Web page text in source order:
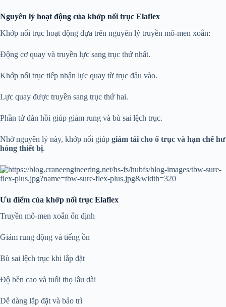
Nguyên lý hoạt động của khớp nối trục Elaflex
Khớp nối trục hoạt động dựa trên nguyên lý truyền mô-men xoắn:
Động cơ quay và truyền lực sang trục thứ nhất.
Khớp nối trục tiếp nhận lực quay từ trục đầu vào.
Lực quay được truyền sang trục thứ hai.
Phần tử đàn hồi giúp giảm rung và bù sai lệch trục.
Nhờ nguyên lý này, khớp nối giúp giảm tải cho ổ trục và hạn chế hư
hỏng thiết bị.
Ưu điểm của khớp nối trục Elaflex
Truyền mô-men xoắn ổn định
Giảm rung động và tiếng ồn
Bù sai lệch trục khi lắp đặt
Độ bền cao và tuổi thọ lâu dài
Dễ dàng lắp đặt và bảo trì